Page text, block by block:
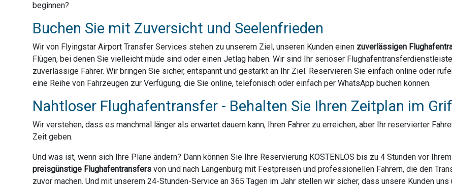
beginnen?
Buchen Sie mit Zuversicht und Seelenfrieden
Wir von Flyingstar Airport Transfer Services stehen zu unserem Ziel, unseren Kunden einen zuverlässigen
Flügen, bei denen Sie vielleicht müde sind oder einen Jetlag haben. Wir sind Ihr seriöser
zuverlässige Fahrer. Wir bringen Sie sicher, entspannt und gestärkt an Ihr Ziel. Reservieren Sie einfach online oder
eine Reihe von Fahrzeugen zur Verfügung, die Sie online, telefonisch oder einfach per WhatsApp buchen können.
Nahtloser Flughafentransfer - Behalten Sie Ihren Zeitplan im
Wir verstehen, dass es manchmal länger als erwartet dauern kann, Ihren Fahrer zu erreichen, aber Ihr reservierter
Zeit geben.
Und was ist, wenn sich Ihre Pläne ändern? Dann können Sie Ihre Reservierung KOSTENLOS bis zu 4 Stunden vor
preisgünstige Flughafentransfers von und nach Langenburg mit Festpreisen und professionellen Fahrern, die den
zuvor machen. Und mit unserem 24-Stunden-Service an 365 Tagen im Jahr stellen wir sicher, dass unsere Kunden